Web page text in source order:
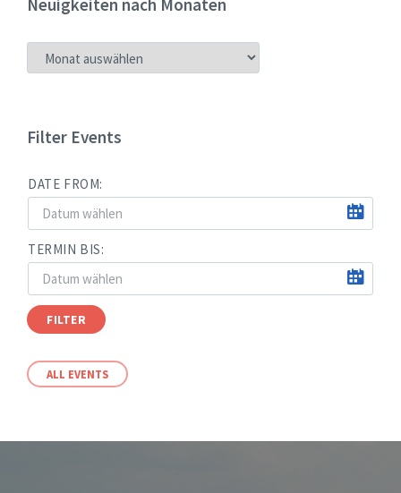
Neuigkeiten nach Monaten
NEUIGKEITEN
NACH
Filter Events
DATE FROM:
TERMIN BIS:
FILTER
ALL EVENTS